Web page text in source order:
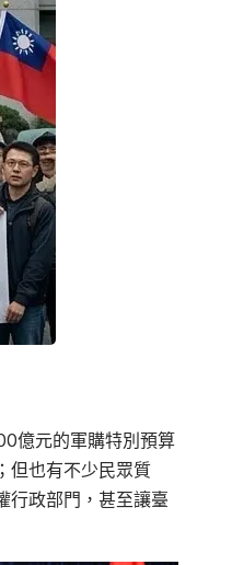
億元的軍購特別預算
但也有不少民眾質
行政部門，甚至讓臺